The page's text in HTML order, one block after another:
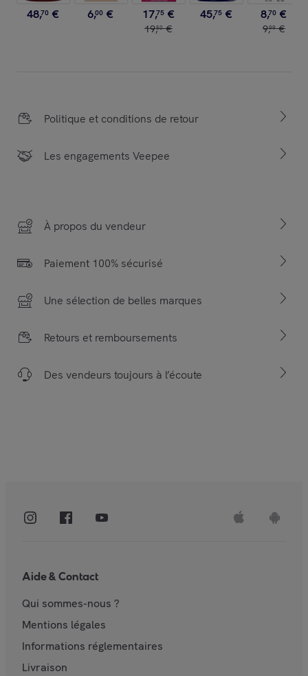
48,70 € 6,00 € 17,75 €
19,50 €
45,75 € 8,70 €
9,99 €
Politique et conditions de retour
Les engagements Veepee
À propos du vendeur
Paiement 100% sécurisé
Une sélection de belles marques
Retours et remboursements
Des vendeurs toujours à l’écoute
Aide & Contact
Qui sommes-nous ?
Mentions légales
Informations réglementaires
Livraison